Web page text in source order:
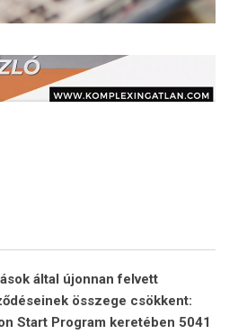
által újonnan felvett
összege csökkent:
Start Program keretében 5041